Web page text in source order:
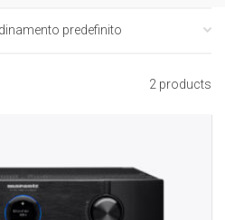
2 products